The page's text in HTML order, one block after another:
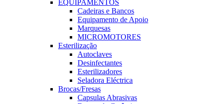
EQUIPAMENTOS
Cadeiras e Bancos
Equipamento de Apoio
Marquesas
MICROMOTORES
Esterilização
Autoclaves
Desinfectantes
Esterilizadores
Seladora Eléctrica
Brocas/Fresas
Capsulas Abrasivas